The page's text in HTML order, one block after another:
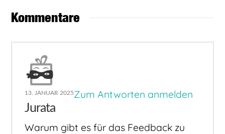
Kommentare
13. JANUAR 2025Zum Antworten anmelden
Jurata
Warum gibt es für das Feedback zu